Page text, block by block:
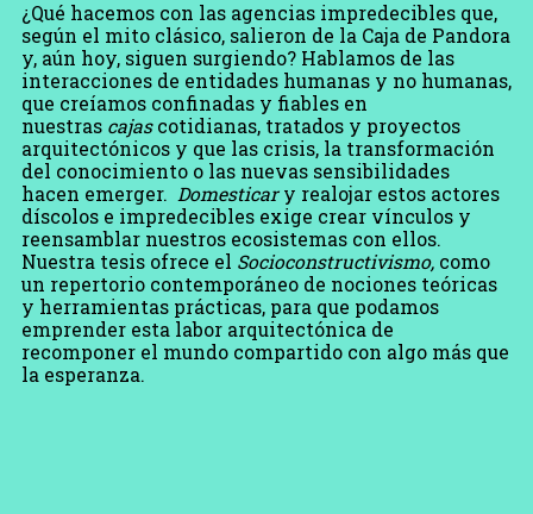
¿Qué hacemos con las agencias impredecibles que,
según el mito clásico, salieron de la Caja de Pandora
y, aún hoy, siguen surgiendo? Hablamos de las
interacciones de entidades humanas y no humanas,
que creíamos confinadas y fiables en
nuestras cajas cotidianas, tratados y proyectos
arquitectónicos y que las crisis, la transformación
del conocimiento o las nuevas sensibilidades
hacen emerger. Domesticary realojar estos actores
díscolos e impredecibles exige crear vínculos y
reensamblar nuestros ecosistemas con ellos.
Nuestra tesis ofrece el Socioconstructivismo,como
un repertorio contemporáneo de nociones teóricas
y herramientas prácticas, para que podamos
emprender esta labor arquitectónica de
recomponer el mundo compartido con algo más que
la esperanza.